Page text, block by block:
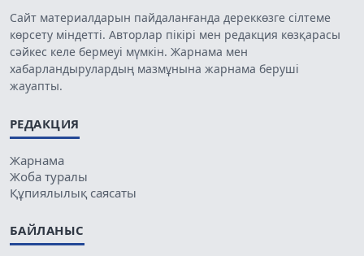
Сайт материалдарын пайдаланғанда дереккөзге сілтеме
көрсету міндетті. Авторлар пікірі мен редакция көзқарасы
сәйкес келе бермеуі мүмкін. Жарнама мен
хабарландырулардың мазмұнына жарнама беруші
жауапты.
РЕДАКЦИЯ
Жарнама
Жоба туралы
Құпиялылық саясаты
БАЙЛАНЫС